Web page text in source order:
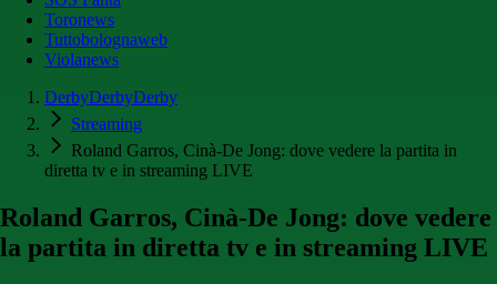
Toronews
Tuttobolognaweb
Violanews
DerbyDerbyDerby
Streaming
Roland Garros, Cinà-De Jong: dove vedere la partita in
diretta tv e in streaming LIVE
Roland Garros, Cinà-De Jong: dove vedere
la partita in diretta tv e in streaming LIVE